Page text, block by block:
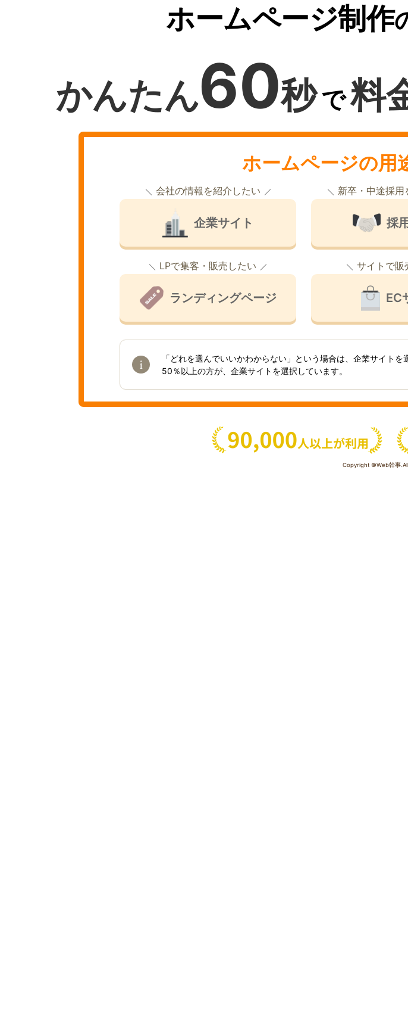
ホームページ制作
かんたん60秒で料
ホームページの用
会社の情報を紹介したい
企業サイト
新卒・中途採用
採
LPで集客・販売したい
ランディングページ
サイトで販
EC
「どれを選んでいいかわからない」という場合は、企業サイトを
50％以上の方が、企業サイトを選択しています。
Copyright ©Web幹事